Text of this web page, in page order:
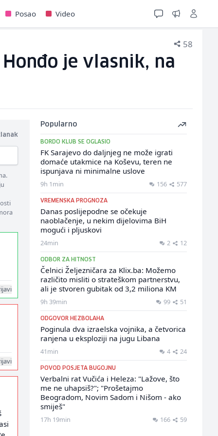
Posao Video
58
je vlasnik, na
Popularno
BORDO KLUB SE OGLASIO
FK Sarajevo do daljnjeg ne može igrati
domaće utakmice na Koševu, teren ne
ispunjava ni minimalne uslove
9h 1min 156 577
VREMENSKA PROGNOZA
Danas poslijepodne se očekuje
naoblačenje, u nekim dijelovima BiH
mogući i pljuskovi
24min 2 12
ODBOR ZA HITNOST
Čelnici Željezničara za Klix.ba: Možemo
različito misliti o strateškom partnerstvu,
ali je stvoren gubitak od 3,2 miliona KM
9h 39min 99 51
ODGOVOR HEZBOLAHA
Poginula dva izraelska vojnika, a četvorica
ranjena u eksploziji na jugu Libana
41min 4 24
POVOD POSJETA BUGOJNU
Verbalni rat Vučića i Heleza: "Lažove, što
me ne uhapsiš?"; "Prošetajmo
Beogradom, Novim Sadom i Nišom - ako
smiješ"
17h 19min 166 59